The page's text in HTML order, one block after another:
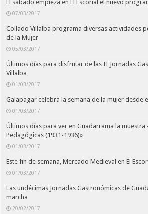
El sábado empieza en El Escorial el nuevo
07/03/2017
Collado Villalba programa diversas actividades
de la Mujer
05/03/2017
Últimos días para disfrutar de las II Jornadas
Villalba
01/03/2017
Galapagar celebra la semana de la mujer desde
01/03/2017
Últimos días para ver en Guadarrama la muestra
Pedagógicas (1931-1936)»
01/03/2017
Este fin de semana, Mercado Medieval en El
01/03/2017
Las undécimas Jornadas Gastronómicas de
marcha
20/02/2017